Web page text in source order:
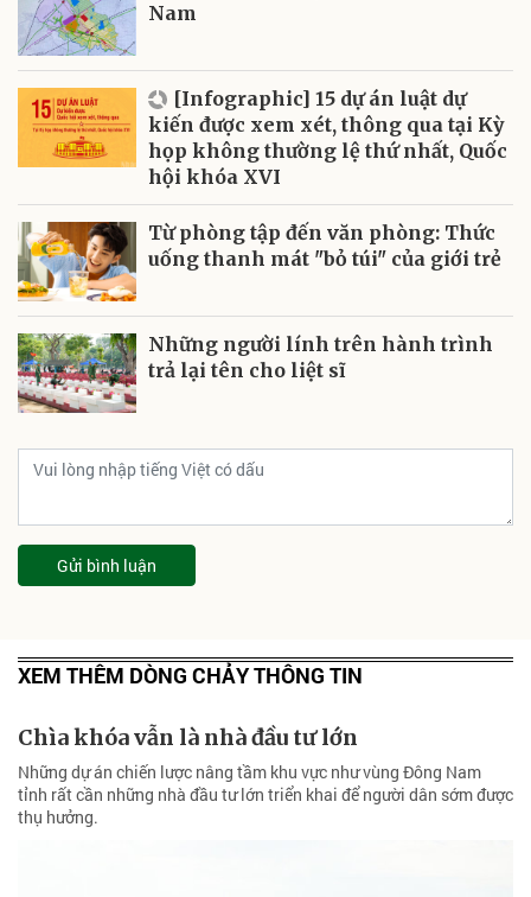
Nam
[Infographic] 15 dự án luật dự
kiến được xem xét, thông qua tại Kỳ
họp không thường lệ thứ nhất, Quốc
hội khóa XVI
Từ phòng tập đến văn phòng: Thức
uống thanh mát "bỏ túi" của giới trẻ
Những người lính trên hành trình
trả lại tên cho liệt sĩ
Gửi bình luận
XEM THÊM DÒNG CHẢY THÔNG TIN
Chìa khóa vẫn là nhà đầu tư lớn
Những dự án chiến lược nâng tầm khu vực như vùng Đông Nam
tỉnh rất cần những nhà đầu tư lớn triển khai để người dân sớm được
thụ hưởng.